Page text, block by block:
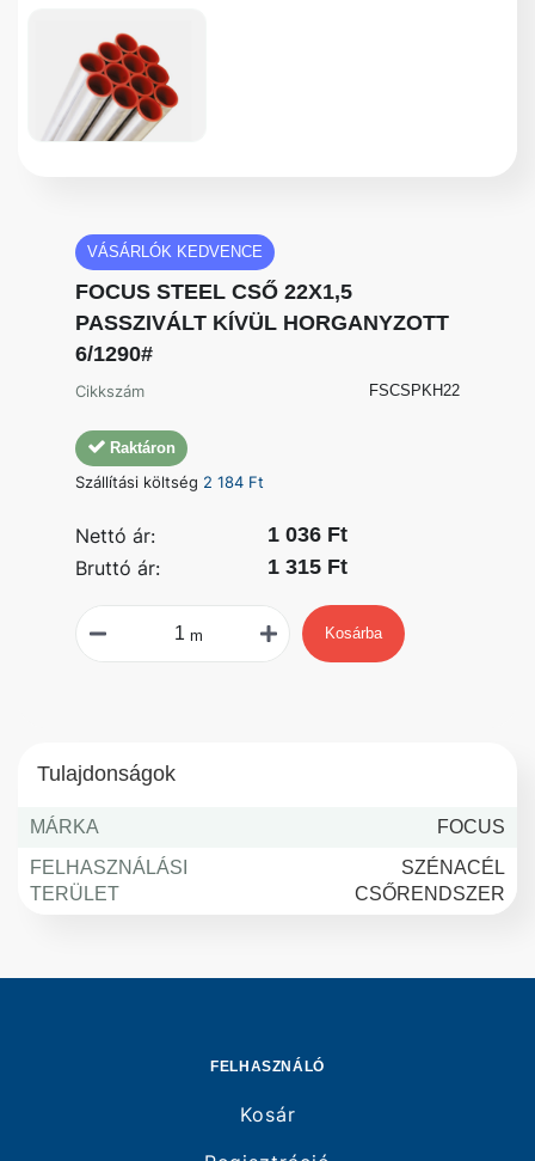
VÁSÁRLÓK KEDVENCE
FOCUS STEEL CSŐ 22X1,5
PASSZIVÁLT KÍVÜL HORGANYZOTT
6/1290#
Cikkszám FSCSPKH22
Raktáron
Szállítási költség 2 184 Ft
Nettó ár:
1 036 Ft
Bruttó ár:
1 315 Ft
m Kosárba
Tulajdonságok
MÁRKA
FOCUS
FELHASZNÁLÁSI
TERÜLET
SZÉNACÉL
CSŐRENDSZER
FELHASZNÁLÓ
Kosár